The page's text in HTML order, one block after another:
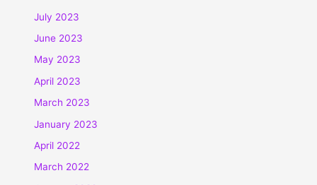
July 2023
June 2023
May 2023
April 2023
March 2023
January 2023
April 2022
March 2022